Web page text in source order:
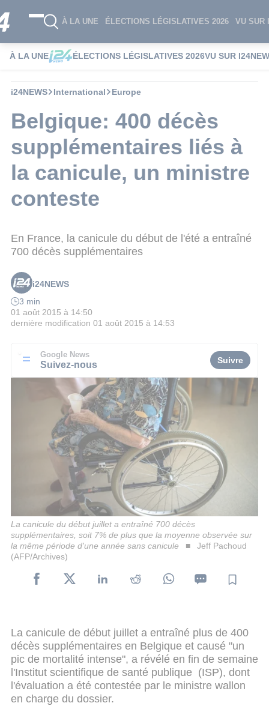
À LA UNE ÉLECTIONS LÉGISLATIVES 2026 VU SUR
À LA UNE ÉLECTIONS LÉGISLATIVES 2026VU SUR
i24NEWS International Europe
Belgique: 400 décès
supplémentaires liés à
la canicule, un ministre
conteste
En France, la canicule du début de l'été a entraîné
700 décès supplémentaires
i24NEWS
3 min
01 août 2015 à 14:50
dernière modification 01 août 2015 à 14:53
Google News
Suivez-nous Suivre
La canicule du début juillet a entraîné 700 décès
supplémentaires, soit 7% de plus que la moyenne observée sur
la même période d'une année sans canicule
Jeff Pachoud
(AFP/Archives)
La canicule de début juillet a entraîné plus de 400
décès supplémentaires en Belgique et causé "un
pic de mortalité intense", a révélé en fin de semaine
l'Institut scientifique de santé publique (ISP), dont
l'évaluation a été contestée par le ministre wallon
en charge du dossier.